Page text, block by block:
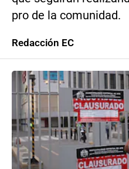
pro de la comunidad.
Redacción EC